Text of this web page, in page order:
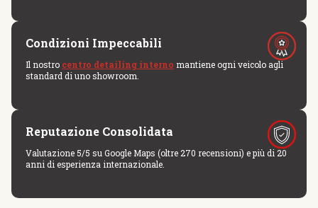
Condizioni Impeccabili
Il nostro centro detailing interno mantiene ogni veicolo agli
standard di uno showroom.
Reputazione Consolidata
Valutazione 5/5 su Google Maps (oltre 270 recensioni) e più di 20
anni di esperienza internazionale.